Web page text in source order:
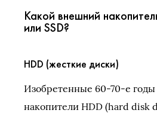
Какой внешний
или SSD?
HDD (жесткие диски)
Изобретенные 60-70-е годы
накопители HDD (hard disk